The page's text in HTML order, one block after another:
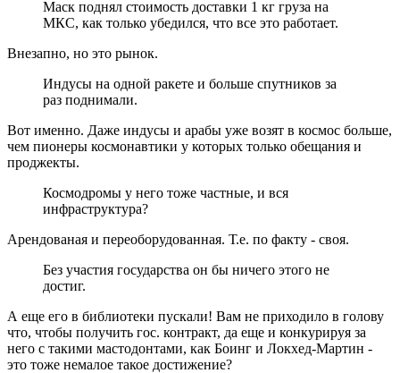
Маск поднял стоимость доставки 1 кг груза на
МКС, как только убедился, что все это работает.
Внезапно, но это рынок.
Индусы на одной ракете и больше спутников за
раз поднимали.
Вот именно. Даже индусы и арабы уже возят в космос больше,
чем пионеры космонавтики у которых только обещания и
проджекты.
Космодромы у него тоже частные, и вся
инфраструктура?
Арендованая и переоборудованная. Т.е. по факту - своя.
Без участия государства он бы ничего этого не
достиг.
А еще его в библиотеки пускали! Вам не приходило в голову
что, чтобы получить гос. контракт, да еще и конкурируя за
него с такими мастодонтами, как Боинг и Локхед-Мартин -
это тоже немалое такое достижение?